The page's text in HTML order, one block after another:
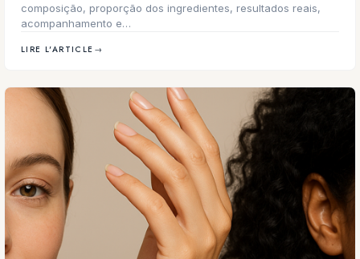
composição, proporção dos ingredientes, resultados reais,
acompanhamento e…
LIRE L'ARTICLE →